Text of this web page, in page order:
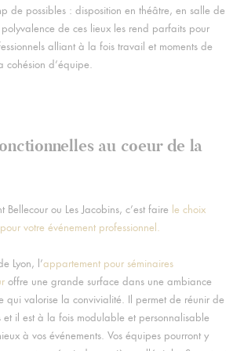
de possibles : disposition en théâtre, en salle de
de ces lieux les rend parfaits pour
alliant à la fois travail et moments de
cohésion d’équipe.
au coeur de la
Bellecour ou Les Jacobins, c’est faire le choix
votre événement professionnel .
Lyon, l’appartement pour séminaires
offre une grande surface dans une ambiance
qui valorise la convivialité. Il permet de réunir de
il est à la fois modulable et personnalisable
à vos événements. Vos équipes pourront y